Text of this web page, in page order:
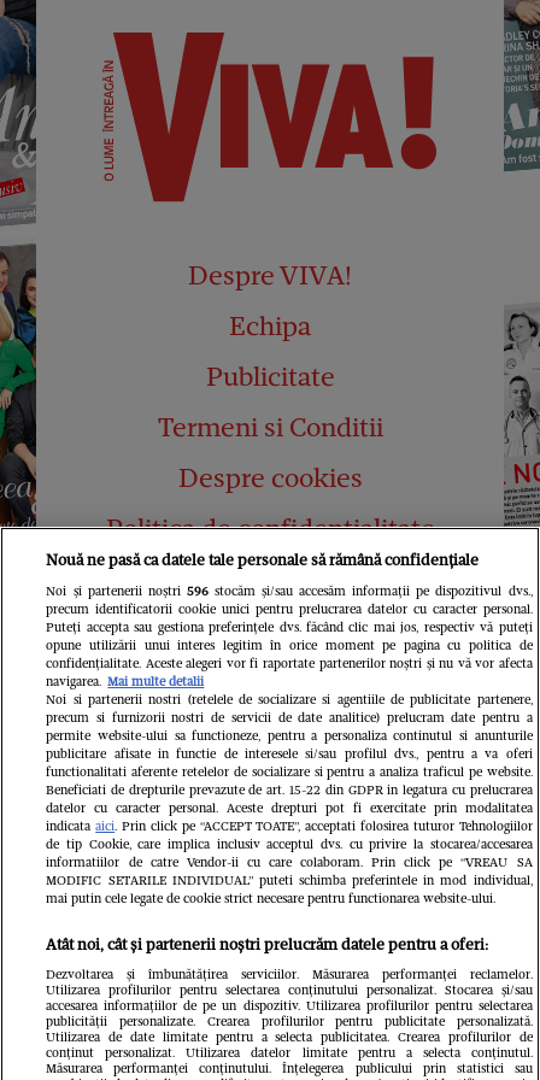
Despre VIVA!
Echipa
Publicitate
Termeni si Conditii
Despre cookies
Politica de confidențialitate
Abonamente
Contact
Pariază responsabil! Decizia ONJN nr.
821/25.09.2025.
Jocurile de noroc sunt interzise minorilor.
LINKS
Copyright 2026 Ringier Romania – Toate
Drepturile rezervate
Nouă ne pasă ca datele tale personale să rămână confidențiale
Noi și partenerii noștri 596stocăm și/sau accesăm informații pe dispozitivul dvs.,
precum identificatorii cookie unici pentru prelucrarea datelor cu caracter personal.
Puteți accepta sau gestiona preferințele dvs. făcând clic mai jos, respectiv vă puteți
opune utilizării unui interes legitim în orice moment pe pagina cu politica de
confidențialitate. Aceste alegeri vor fi raportate partenerilor noștri și nu vă vor afecta
navigarea. Mai multe detalii
Noi si partenerii nostri (retelele de socializare si agentiile de publicitate partenere,
precum si furnizorii nostri de servicii de date analitice) prelucram date pentru a
permite website-ului sa functioneze, pentru a personaliza continutul si anunturile
publicitare afisate in functie de interesele si/sau profilul dvs., pentru a va oferi
functionalitati aferente retelelor de socializare si pentru a analiza traficul pe website.
Beneficiati de drepturile prevazute de art. 15-22 din GDPR in legatura cu prelucrarea
datelor cu caracter personal. Aceste drepturi pot fi exercitate prin modalitatea
indicataaici. Prin click pe “ACCEPT TOATE”, acceptati folosirea tuturor Tehnologiilor
de tip Cookie, care implica inclusiv acceptul dvs. cu privire la stocarea/accesarea
informatiilor de catre Vendor-ii cu care colaboram. Prin click pe “VREAU SA
MODIFIC SETARILE INDIVIDUAL” puteti schimba preferintele in mod individual,
mai putin cele legate de cookie strict necesare pentru functionarea website-ului.
Atât noi, cât și partenerii noștri prelucrăm datele pentru a oferi:
Dezvoltarea și îmbunătățirea serviciilor. Măsurarea performanței reclamelor.
Utilizarea profilurilor pentru selectarea conținutului personalizat. Stocarea și/sau
accesarea informațiilor de pe un dispozitiv. Utilizarea profilurilor pentru selectarea
publicității personalizate. Crearea profilurilor pentru publicitate personalizată.
Utilizarea de date limitate pentru a selecta publicitatea. Crearea profilurilor de
conținut personalizat. Utilizarea datelor limitate pentru a selecta conținutul.
Măsurarea performanței conținutului. Înțelegerea publicului prin statistici sau